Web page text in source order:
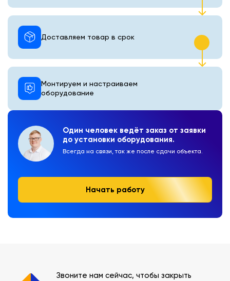
Один человек ведёт заказ от заявки
до установки оборудования.
Всегда на связи, так же после сдачи объекта.
Начать работу
Монтируем и настраиваем
оборудование
Доставляем товар в срок
Звоните нам сейчас, чтобы закрыть